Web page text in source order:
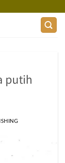
putih